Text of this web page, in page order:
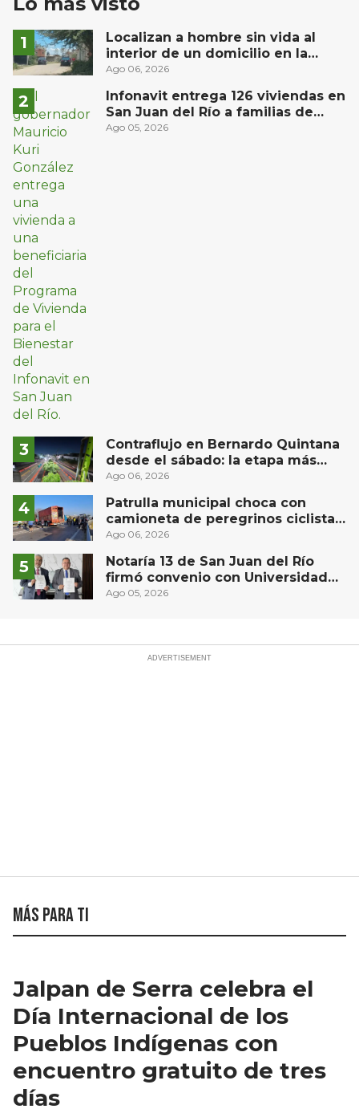
Localizan a hombre sin vida al
interior de un domicilio en la
comunidad El Rodeo, San Juan del
Ago 06, 2026
Infonavit entrega 126 viviendas en
San Juan del Río a familias de
bajos ingresos
Ago 05, 2026
Contraflujo en Bernardo Quintana
desde el sábado: la etapa más
compleja del operativo vial
Ago 06, 2026
Patrulla municipal choca con
camioneta de peregrinos ciclistas
en la autopista México-Querétaro
Ago 06, 2026
Notaría 13 de San Juan del Río
firmó convenio con Universidad
Privada del Bajío para recibir
Ago 05, 2026
Más para ti
Jalpan de Serra celebra el
Día Internacional de los
Pueblos Indígenas con
encuentro gratuito de tres
días